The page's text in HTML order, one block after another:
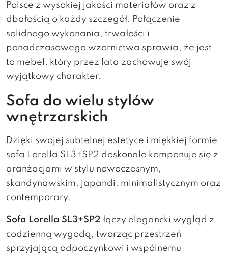
Polsce z wysokiej jakości materiałów oraz z
dbałością o każdy szczegół. Połączenie
solidnego wykonania, trwałości i
ponadczasowego wzornictwa sprawia, że jest
to mebel, który przez lata zachowuje swój
wyjątkowy charakter.
Sofa do wielu stylów
wnętrzarskich
Dzięki swojej subtelnej estetyce i miękkiej formie
sofa Lorella SL3+SP2 doskonale komponuje się z
aranżacjami w stylu nowoczesnym,
skandynawskim, japandi, minimalistycznym oraz
contemporary.
Sofa Lorella SL3+SP2 łączy elegancki wygląd z
codzienną wygodą, tworząc przestrzeń
sprzyjającą odpoczynkowi i wspólnemu